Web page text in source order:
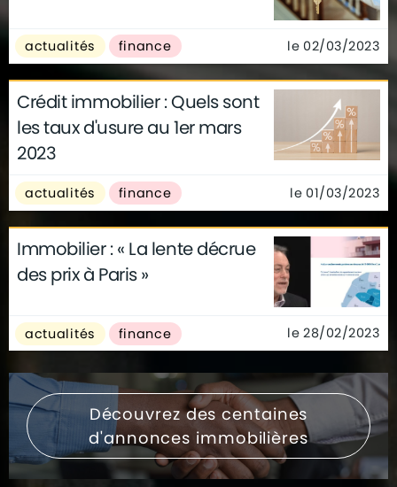
actualités finance le 02/03/2023
Crédit immobilier : Quels sont
les taux d'usure au 1er mars
2023
actualités finance le 01/03/2023
Immobilier : « La lente décrue
des prix à Paris »
actualités finance le 28/02/2023
Découvrez des centaines
d'annonces immobilières